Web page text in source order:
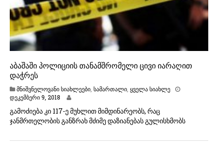
აბაშაში პოლიციის თანამშრომელი ცივი იარაღით
დაჭრეს
მნიშვნელოვანი სიახლეები, სამართალი, ყველა სიახლე
დეკემბერი 9, 2018
გამოძიება კი 117-ე მუხლით მიმდინარეობს, რაც
ჯანმრთელობის განზრახ მძიმე დაზიანებას გულისხმობს